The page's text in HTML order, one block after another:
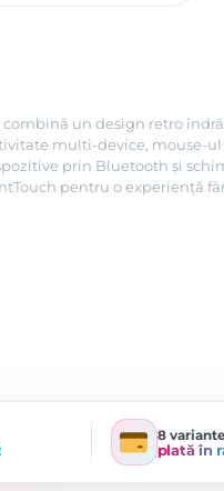
un design retro
multi-device, mouse-
prin Bluetooth și
pentru o experiență
8
plată în